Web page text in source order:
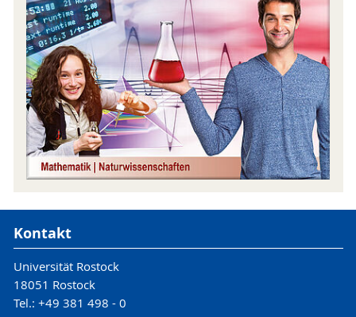
ersten Einblick in den Schulalltag aus Perspektive
von Lehrer:innen zu gewinnen. Im Studiengang
Lehramt an Gymnasien, Regionalen Schulen und
Gesamtschulen besteht im Rahmen des
sogenannten Profilbereiches auch die
Möglichkeit, weitere fachwissenschaftliche
Module eines Unterrichtsfaches zu wählen. In
verschiedenen Modulen wird dabei die
Schulmathematik "vom höheren Standpunkt"
Kontakt
Universität Rostock
18051 Rostock
Tel.: +49 381 498 - 0